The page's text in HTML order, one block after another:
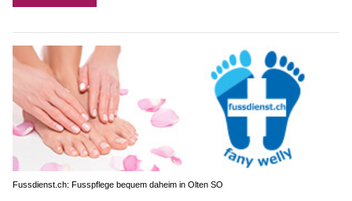
Fussdienst.ch: Fusspflege bequem daheim in Olten SO